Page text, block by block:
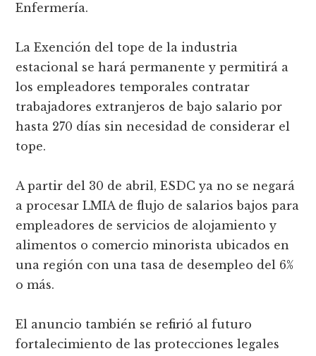
Enfermería.
La Exención del tope de la industria
estacional se hará permanente y permitirá a
los empleadores temporales contratar
trabajadores extranjeros de bajo salario por
hasta 270 días sin necesidad de considerar el
tope.
A partir del 30 de abril, ESDC ya no se negará
a procesar LMIA de flujo de salarios bajos para
empleadores de servicios de alojamiento y
alimentos o comercio minorista ubicados en
una región con una tasa de desempleo del 6%
o más.
El anuncio también se refirió al futuro
fortalecimiento de las protecciones legales